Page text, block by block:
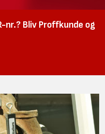
nr.? Bliv Proffkunde og